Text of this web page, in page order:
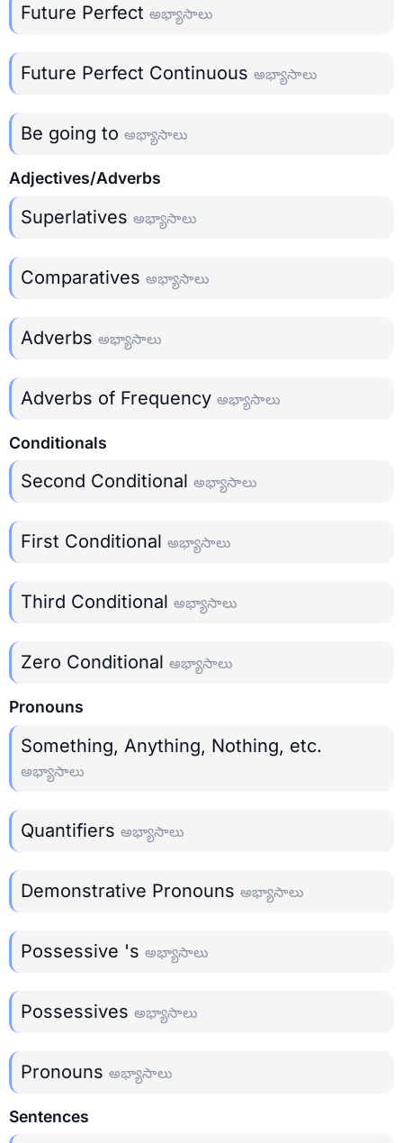
Future Perfect అభ్యాసాలు
Future Perfect Continuous అభ్యాసాలు
Be going to అభ్యాసాలు
Adjectives/Adverbs
Superlatives అభ్యాసాలు
Comparatives అభ్యాసాలు
Adverbs అభ్యాసాలు
Adverbs of Frequency అభ్యాసాలు
Conditionals
Second Conditional అభ్యాసాలు
First Conditional అభ్యాసాలు
Third Conditional అభ్యాసాలు
Zero Conditional అభ్యాసాలు
Pronouns
Something, Anything, Nothing, etc.
అభ్యాసాలు
Quantifiers అభ్యాసాలు
Demonstrative Pronouns అభ్యాసాలు
Possessive 's అభ్యాసాలు
Possessives అభ్యాసాలు
Pronouns అభ్యాసాలు
Sentences